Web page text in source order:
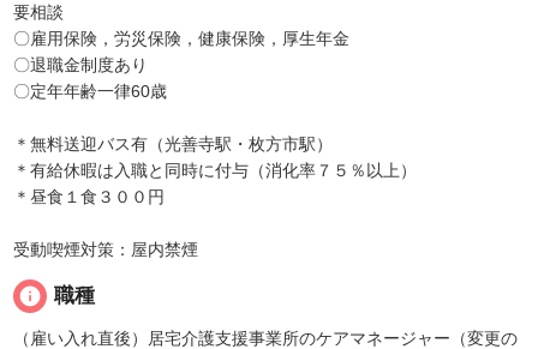
要相談
〇雇用保険，労災保険，健康保険，厚生年金
〇退職金制度あり
〇定年年齢一律60歳
＊無料送迎バス有（光善寺駅・枚方市駅）
＊有給休暇は入職と同時に付与（消化率７５％以上）
＊昼食１食３００円
受動喫煙対策：屋内禁煙
info 職種
（雇い入れ直後）居宅介護支援事業所のケアマネージャー（変更の